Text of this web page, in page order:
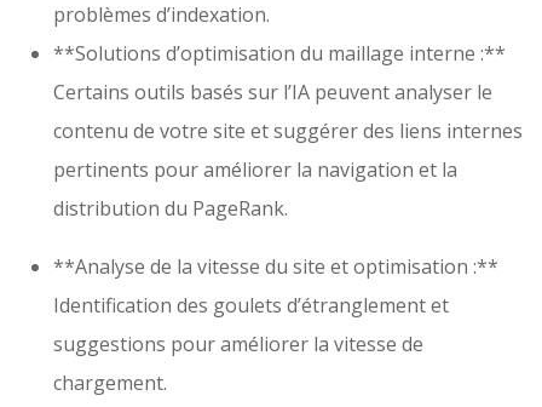
problèmes d’indexation.
**Solutions d’optimisation du maillage interne :**
Certains outils basés sur l’IA peuvent analyser le
contenu de votre site et suggérer des liens internes
pertinents pour améliorer la navigation et la
distribution du PageRank.
**Analyse de la vitesse du site et optimisation :**
Identification des goulets d’étranglement et
suggestions pour améliorer la vitesse de
chargement.